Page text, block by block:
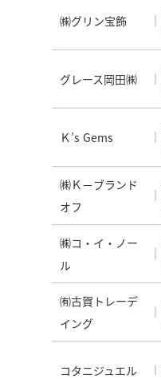
㈱グリン宝飾
グレース岡田㈱
Ｋ’s Gems
㈱Ｋ－ブランド
オフ
㈱コ・イ・ノー
ル
㈲古賀トレーデ
イング
コタニジュエル